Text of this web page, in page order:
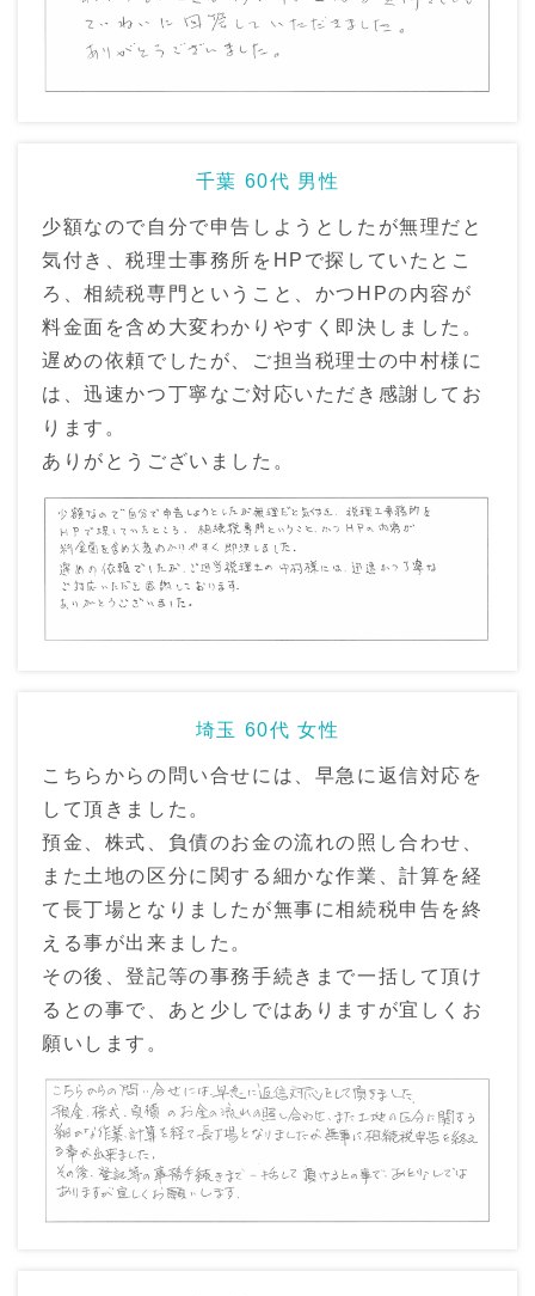
千葉 60代 男性
少額なので自分で申告しようとしたが無理だと
気付き、税理士事務所をHPで探していたとこ
ろ、相続税専門ということ、かつHPの内容が
料金面を含め大変わかりやすく即決しました。
遅めの依頼でしたが、ご担当税理士の中村様に
は、迅速かつ丁寧なご対応いただき感謝してお
ります。
ありがとうございました。
埼玉 60代 女性
こちらからの問い合せには、早急に返信対応を
して頂きました。
預金、株式、負債のお金の流れの照し合わせ、
また土地の区分に関する細かな作業、計算を経
て長丁場となりましたが無事に相続税申告を終
える事が出来ました。
その後、登記等の事務手続きまで一括して頂け
るとの事で、あと少しではありますが宜しくお
願いします。